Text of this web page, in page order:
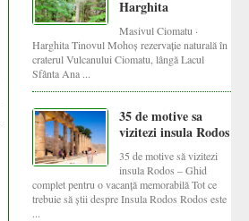
Harghita
Masivul Ciomatu ·
Harghita Tinovul Mohoș rezervație naturală în
craterul Vulcanului Ciomatu, lângă Lacul
Sfânta Ana ...
35 de motive sa
vizitezi insula Rodos
35 de motive să vizitezi
insula Rodos – Ghid
complet pentru o vacanță memorabilă Tot ce
trebuie să știi despre Insula Rodos Rodos este
...